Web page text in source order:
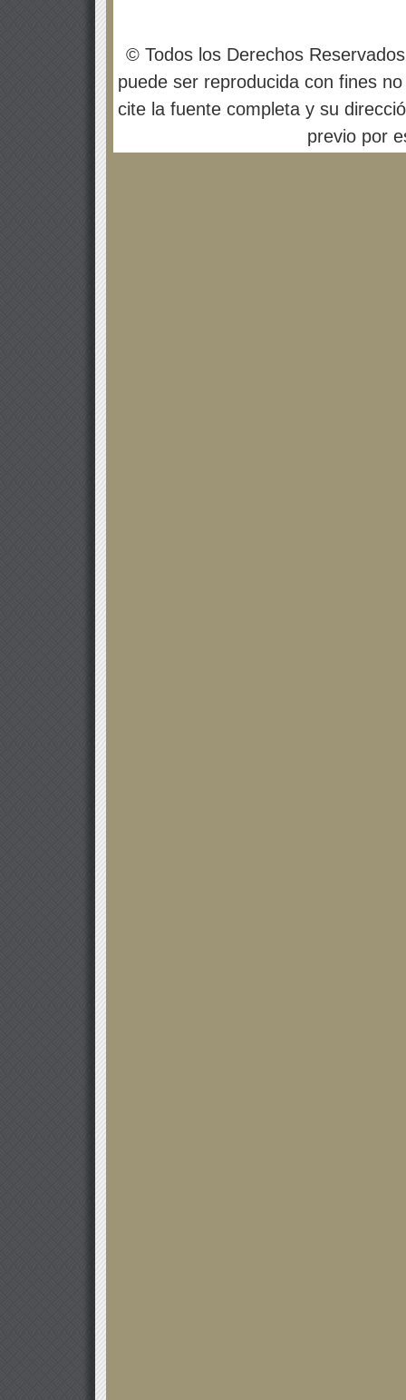
© Todos los Derechos
puede ser reproducida con fines
cite la fuente completa y su
previo por